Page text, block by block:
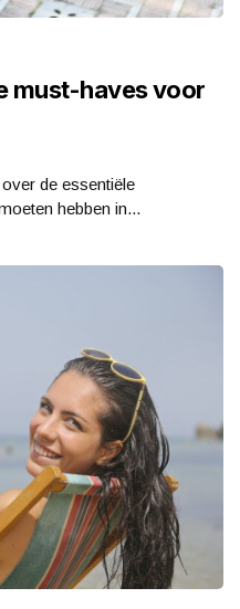
must-haves voor
de essentiële
hebben in...